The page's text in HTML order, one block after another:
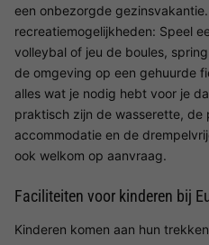
een onbezorgde
recreatiemogelijkheden: Speel
volleybal of jeu de boules,
de omgeving op een gehuurde
alles wat je nodig hebt voor je
praktisch zijn de wasserette,
accommodatie en de
ook welkom op aanvraag.
Faciliteiten voor kinderen bij
Kinderen komen aan hun